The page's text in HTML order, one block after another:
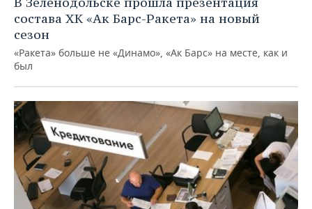
состава ХК «Ак Барс-Ракета» на новый
сезон
«Ракета» больше не «Динамо», «Ак Барс» на месте, как и
был